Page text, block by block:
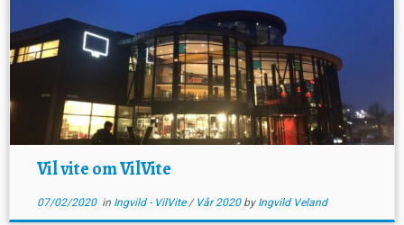
Vil vite om VilVite
07/02/2020in Ingvild - VilVite/ Vår 2020 by Ingvild Veland